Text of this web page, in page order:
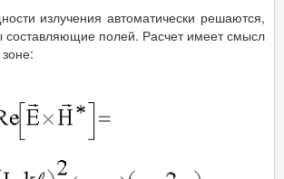
излучения автоматически решаются,
составляющие полей. Расчет имеет смысл